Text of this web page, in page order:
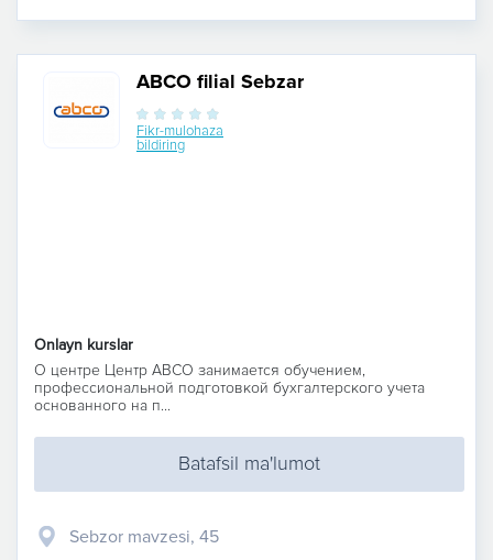
ABCO filial Sebzar
Fikr-mulohaza
bildiring
Onlayn kurslar
О центре Центр ABCO занимается обучением,
профессиональной подготовкой бухгалтерского учета
основанного на п...
Batafsil ma'lumot
Sebzor mavzesi, 45